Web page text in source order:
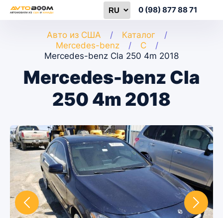
0 (98) 877 88 71
Авто из США
Каталог
Mercedes-benz
C
Mercedes-benz Cla 250 4m 2018
Mercedes-benz Cla
250 4m 2018